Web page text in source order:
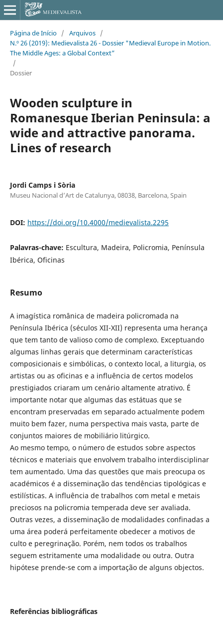
Página de Início / Arquivos /
N.º 26 (2019): Medievalista 26 - Dossier "Medieval Europe in Motion.
The Middle Ages: a Global Context”
/
Dossier
Wooden sculpture in
Romanesque Iberian Peninsula: a
wide and attractive panorama.
Lines of research
Jordi Camps i Sòria
Museu Nacional d’Art de Catalunya, 08038, Barcelona, Spain
DOI: https://doi.org/10.4000/medievalista.2295
Palavras-chave: Escultura, Madeira, Policromia, Península
Ibérica, Oficinas
Resumo
A imagística românica de madeira policromada na
Península Ibérica (séculos XII-XII) representa uma herança
que tem tanto de valioso como de complexo. Exceptuando
algumas linhas gerais que determinam características
composicionais e simbólicas, o contexto local, a liturgia, os
artistas ou as oficinas e a influência de certos modelos
prestigiados criaram um cenário altamente atrativo. É
importante notar que algumas das estátuas que se
encontram preservadas em separado actualmente podem
muito bem fazer, numa perspectiva mais vasta, parte de
conjuntos maiores de mobiliário litúrgico.
Ao mesmo tempo, o número de estudos sobre aspectos
técnicos e materiais que envolvem trabalho interdisciplinar
tem aumentado. Uma das questões que mais preocupa os
académicos é a disseminação das tendências tipológicas e
estilísticas. A influência de trabalhos com metal e metais
preciosos na policromia temperada deve ser avaliada.
Outras vezes, a disseminação de modalidades confinadas a
uma área poderá perfeitamente obedecer a motivos de
culto e peregrinação. Porém, nem todos os trabalhos
seguem estritamente uma modalidade ou outra. Outra
hipótese prende-se com a importação de alguns objectos.
Referências bibliográficas